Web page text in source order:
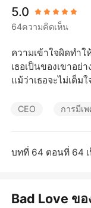
ดาวน์โหลดแ
มหาเศรษฐี
เรื่องสั้นคัดสรร
5.0
64ความคิดเห็น
ความเข้าใจผิดทำใ
เธอเป็นของเขาอย่
แม้ว่าเธอจะไม่เต็ม
อย่าฝันจะเป็นอิสระ
CEO การมีเ
Bad Love ของหวงคาสโนว่า บทที่ 1 ตอนที่ 1